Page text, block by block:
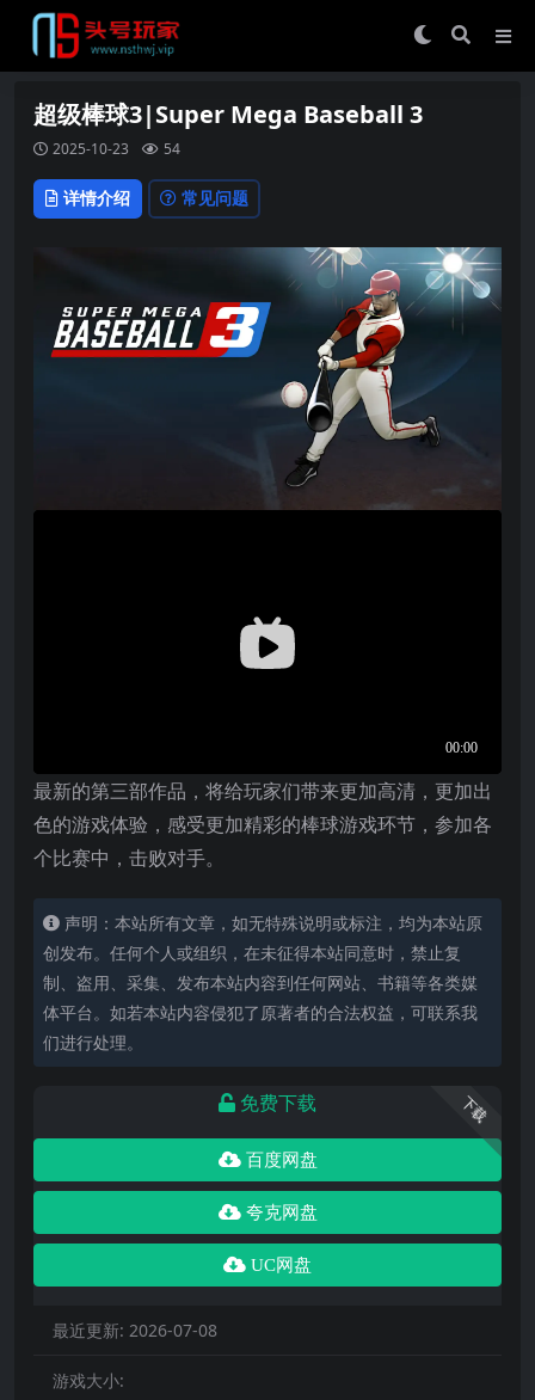
超级棒球3|Super Mega Baseball 3
2025-10-23 54
详情介绍 常见问题
最新的第三部作品，将给玩家们带来更加高清，更加出
色的游戏体验，感受更加精彩的棒球游戏环节，参加各
个比赛中，击败对手。
声明：本站所有文章，如无特殊说明或标注，均为本站原
创发布。任何个人或组织，在未征得本站同意时，禁止复
制、盗用、采集、发布本站内容到任何网站、书籍等各类媒
体平台。如若本站内容侵犯了原著者的合法权益，可联系我
们进行处理。
下载
免费下载
百度网盘
夸克网盘
UC网盘
最近更新: 2026-07-08
游戏大小: